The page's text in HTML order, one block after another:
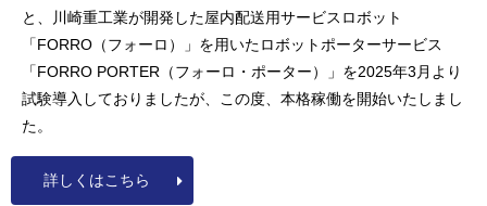
と、川崎重工業が開発した屋内配送用サービスロボット
「FORRO（フォーロ）」を用いたロボットポーターサービス
「FORRO PORTER（フォーロ・ポーター）」を2025年3月より
試験導入しておりましたが、この度、本格稼働を開始いたしまし
た。
詳しくはこちら